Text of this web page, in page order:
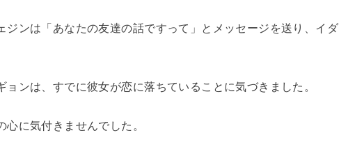
ジンは「あなたの友達の話ですって」とメッセージを送り、イダ
ンは、すでに彼女が恋に落ちていることに気づきました。
に気付きませんでした。